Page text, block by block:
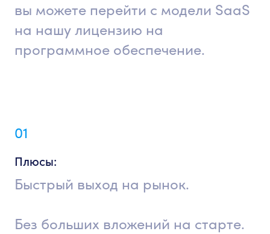
вы можете перейти с модели SaaS
на нашу лицензию на
программное обеспечение.
01
Плюсы:
Быстрый выход на рынок.
Без больших вложений на старте.